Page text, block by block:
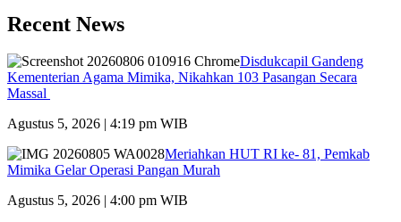
Recent News
Disdukcapil Gandeng
Kementerian Agama Mimika, Nikahkan 103 Pasangan Secara
Massal
Agustus 5, 2026 | 4:19 pm WIB
Meriahkan HUT RI ke- 81, Pemkab
Mimika Gelar Operasi Pangan Murah
Agustus 5, 2026 | 4:00 pm WIB